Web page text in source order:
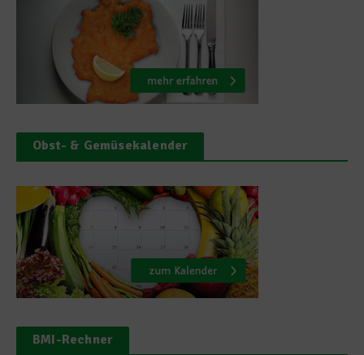
Obst- & Gemüsekalender
BMI-Rechner